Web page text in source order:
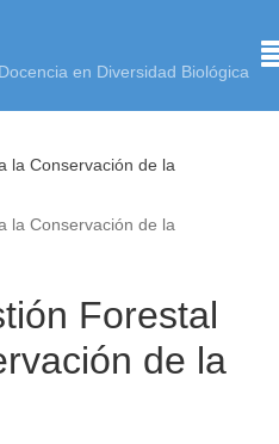
en Diversidad Biológica
la Conservación de la
la Conservación de la
Forestal
de la